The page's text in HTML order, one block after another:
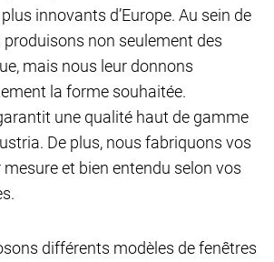
innovants d’Europe. Au sein de
produisons non seulement des
mais nous leur donnons
la forme souhaitée.
une qualité haut de gamme
De plus, nous fabriquons vos
et bien entendu selon vos
différents modèles de fenêtres